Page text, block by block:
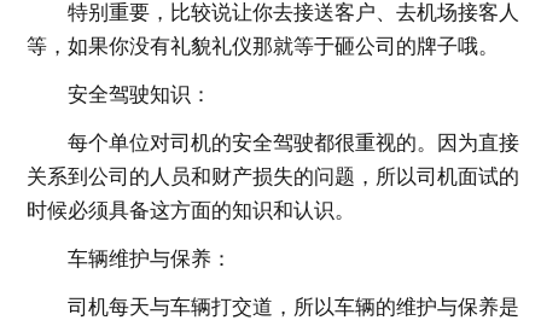
特别重要，比较说让你去接送客户、去机场接客人
等，如果你没有礼貌礼仪那就等于砸公司的牌子哦。
安全驾驶知识：
每个单位对司机的安全驾驶都很重视的。因为直接
关系到公司的人员和财产损失的问题，所以司机面试的
时候必须具备这方面的知识和认识。
车辆维护与保养：
司机每天与车辆打交道，所以车辆的维护与保养是